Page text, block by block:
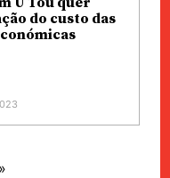
do custo das
»